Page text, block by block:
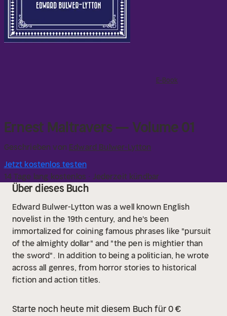
E-Book
Ernest Maltravers — Volume 01
Geschrieben von Edward Bulwer-Lytton
Jetzt kostenlos testen
14 Tage lang kostenlos · Jederzeit kündbar
Über dieses Buch
Edward Bulwer-Lytton was a well known English
novelist in the 19th century, and he's been
immortalized for coining famous phrases like "pursuit
of the almighty dollar" and "the pen is mightier than
the sword". In addition to being a politician, he wrote
across all genres, from horror stories to historical
fiction and action titles.
Starte noch heute mit diesem Buch für 0 €